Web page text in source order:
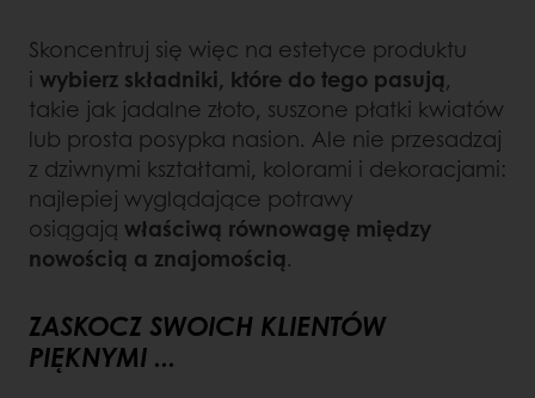
Skoncentruj się więc na estetyce produktu
i wybierz składniki, które do tego pasują,
takie jak jadalne złoto, suszone płatki kwiatów
lub prosta posypka nasion. Ale nie przesadzaj
z dziwnymi kształtami, kolorami i dekoracjami:
najlepiej wyglądające potrawy
osiągają właściwą równowagę między
nowością a znajomością.
ZASKOCZ SWOICH KLIENTÓW
PIĘKNYMI ...